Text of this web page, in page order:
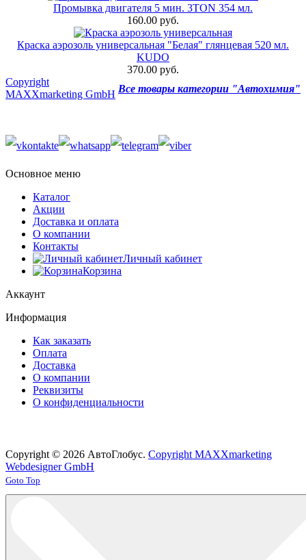
Промывка двигателя 5 мин. 3TON 354 мл.
160.00 руб.
Краска аэрозоль универсальная "Белая" глянцевая 520 мл.
KUDO
370.00 руб.
Все товары категории "Автохимия"
Copyright
MAXXmarketing GmbH
Основное меню
Каталог
Акции
Доставка и оплата
О компании
Контакты
Личный кабинет
Корзина
Аккаунт
Информация
Как заказать
Оплата
Доставка
О компании
Реквизиты
О конфиденциальности
Copyright © 2026 АвтоГлобус. Copyright MAXXmarketing
Webdesigner GmbH
Joomla! 3 Templates
Goto Top